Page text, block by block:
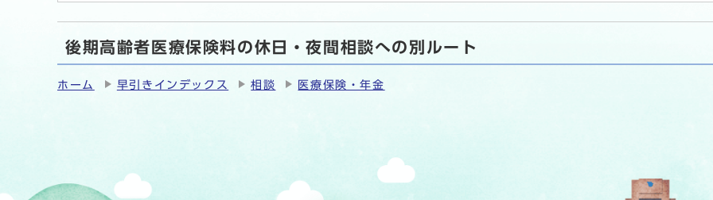
後期高齢者医療保険料の休日・夜間相談への別ルート
ホーム 早引きインデックス 相談 医療保険・年金